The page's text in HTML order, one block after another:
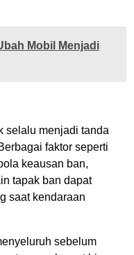
Mobil Menjadi
selalu menjadi tanda
faktor seperti
keausan ban,
tapak ban dapat
saat kendaraan
sebelum